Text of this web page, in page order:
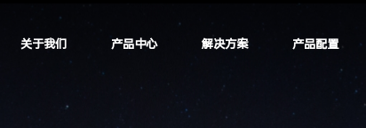
关于我们 产品中心 解决方案 产品配置